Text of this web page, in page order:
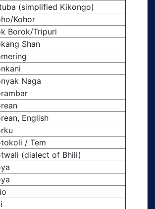
(simplified Kikongo)
Kohor
Borok/Tripuri
Shan
Naga
English
/ Tem
(dialect of Bhili)